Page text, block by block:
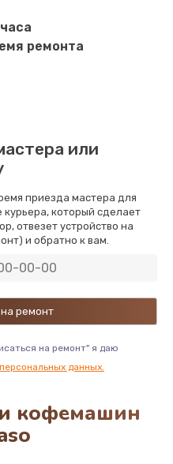
ремонта
или
приезда мастера для
который сделает
отвезет устройство на
и обратно к вам.
на ремонт" я даю
данных.
кофемашин